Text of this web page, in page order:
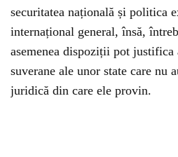
securitatea națională și politica
internațional general, însă,
asemenea dispoziții pot
suverane ale unor state care nu
juridică din care ele provin.